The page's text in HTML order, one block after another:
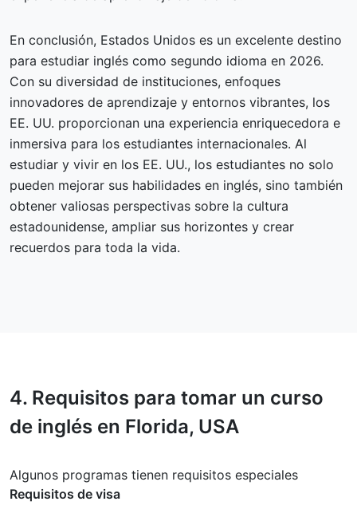
En conclusión, Estados Unidos es un excelente destino
para estudiar inglés como segundo idioma en 2026.
Con su diversidad de instituciones, enfoques
innovadores de aprendizaje y entornos vibrantes, los
EE. UU. proporcionan una experiencia enriquecedora e
inmersiva para los estudiantes internacionales. Al
estudiar y vivir en los EE. UU., los estudiantes no solo
pueden mejorar sus habilidades en inglés, sino también
obtener valiosas perspectivas sobre la cultura
estadounidense, ampliar sus horizontes y crear
recuerdos para toda la vida.
4. Requisitos para tomar un curso
de inglés en Florida, USA
Algunos programas tienen requisitos especiales
Requisitos de visa